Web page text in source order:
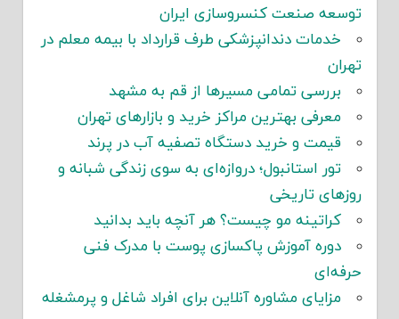
توسعه صنعت کنسروسازی ایران
خدمات دندانپزشکی طرف قرارداد با بیمه معلم در
تهران
بررسی تمامی مسیرها از قم به مشهد
معرفی بهترین مراکز خرید و بازارهای تهران
قیمت و خرید دستگاه تصفیه آب در پرند
تور استانبول؛ دروازه‌ای به سوی زندگی شبانه و
روزهای تاریخی
کراتینه مو چیست؟ هر آنچه باید بدانید
دوره آموزش پاکسازی پوست با مدرک فنی
حرفه‌ای
مزایای مشاوره آنلاین برای افراد شاغل و پرمشغله